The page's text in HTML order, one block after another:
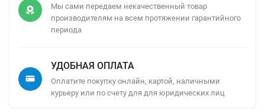
Мы сами передаем некачественный товар
производителям на всем протяжении гарантийного
периода
УДОБНАЯ ОПЛАТА
Оплатите покупку онлайн, картой, наличными
курьеру или по счету для для юридических лиц